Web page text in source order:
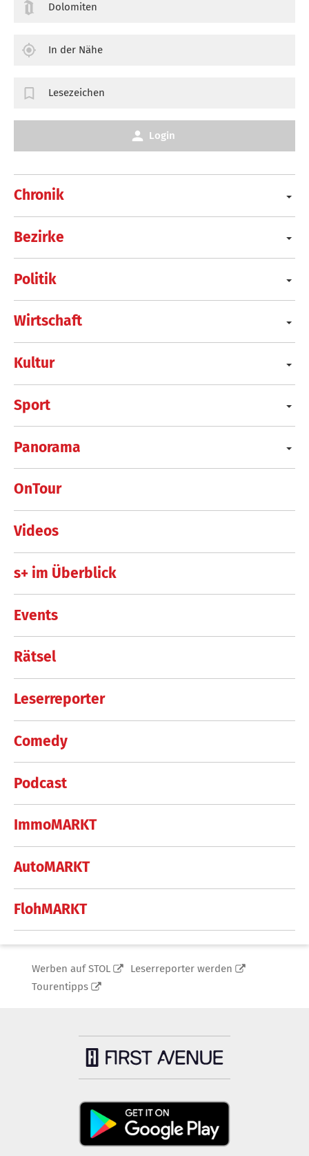
Chronik
Bezirke
Politik
Wirtschaft
Kultur
Sport
Panorama
OnTour
Videos
s+ im Überblick
Events
Rätsel
Leserreporter
Comedy
Podcast
ImmoMARKT
AutoMARKT
FlohMARKT
Dolomiten
In der Nähe
Lesezeichen
Login
Werben auf STOL
Leserreporter werden
Tourentipps